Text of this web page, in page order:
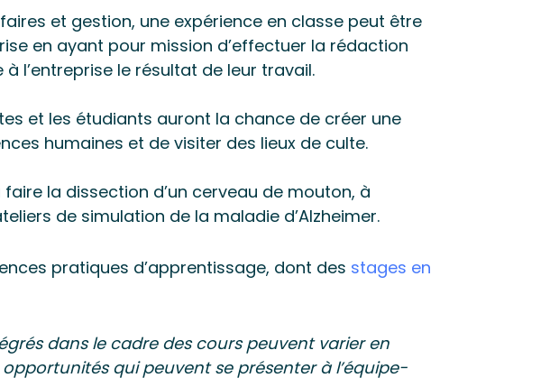
et gestion, une expérience en classe peut être
en ayant pour mission d’effectuer la rédaction
l’entreprise le résultat de leur travail.
et les étudiants auront la chance de créer une
humaines et de visiter des lieux de culte.
la dissection d’un cerveau de mouton, à
de simulation de la maladie d’Alzheimer.
pratiques d’apprentissage, dont des stages en
dans le cadre des cours peuvent varier en
qui peuvent se présenter à l’équipe-